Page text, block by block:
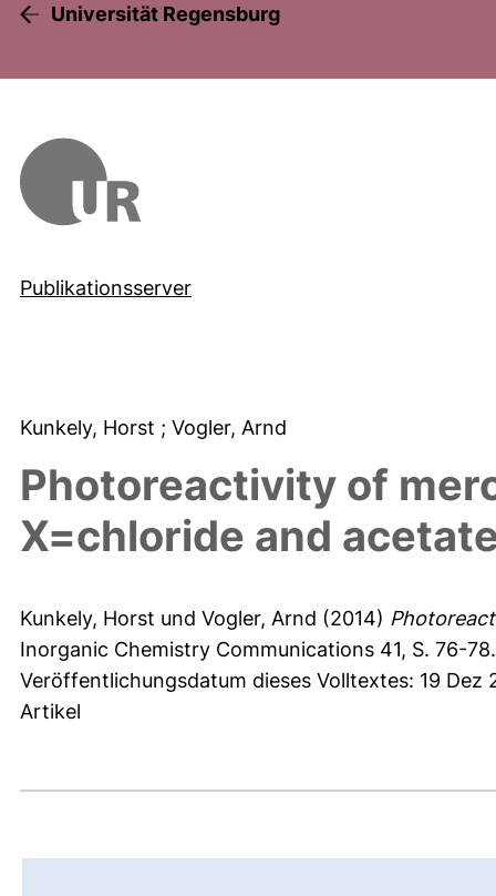
Universität Regensburg
Publikationsserver
Kunkely, Horst ; Vogler, Arnd
Photoreactivity of
X=chloride and
Kunkely, Horst und Vogler, Arnd (2014)
Inorganic Chemistry Communications 41, S. 76-78.
Veröffentlichungsdatum dieses Volltextes: 19 Dez
Artikel